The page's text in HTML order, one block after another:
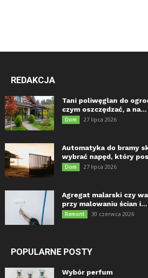
REDAKCJA
Tani poliwęglan do
czym oszczędzać, a na...
Dom 27 lipca 2026
Automatyka do bramy
wybrać napęd, który
Dom 27 lipca 2026
Agregat malarski czy
przy malowaniu ścian i...
Remont 30 czerwca 2026
POPULARNE POSTY
Wybór perfum